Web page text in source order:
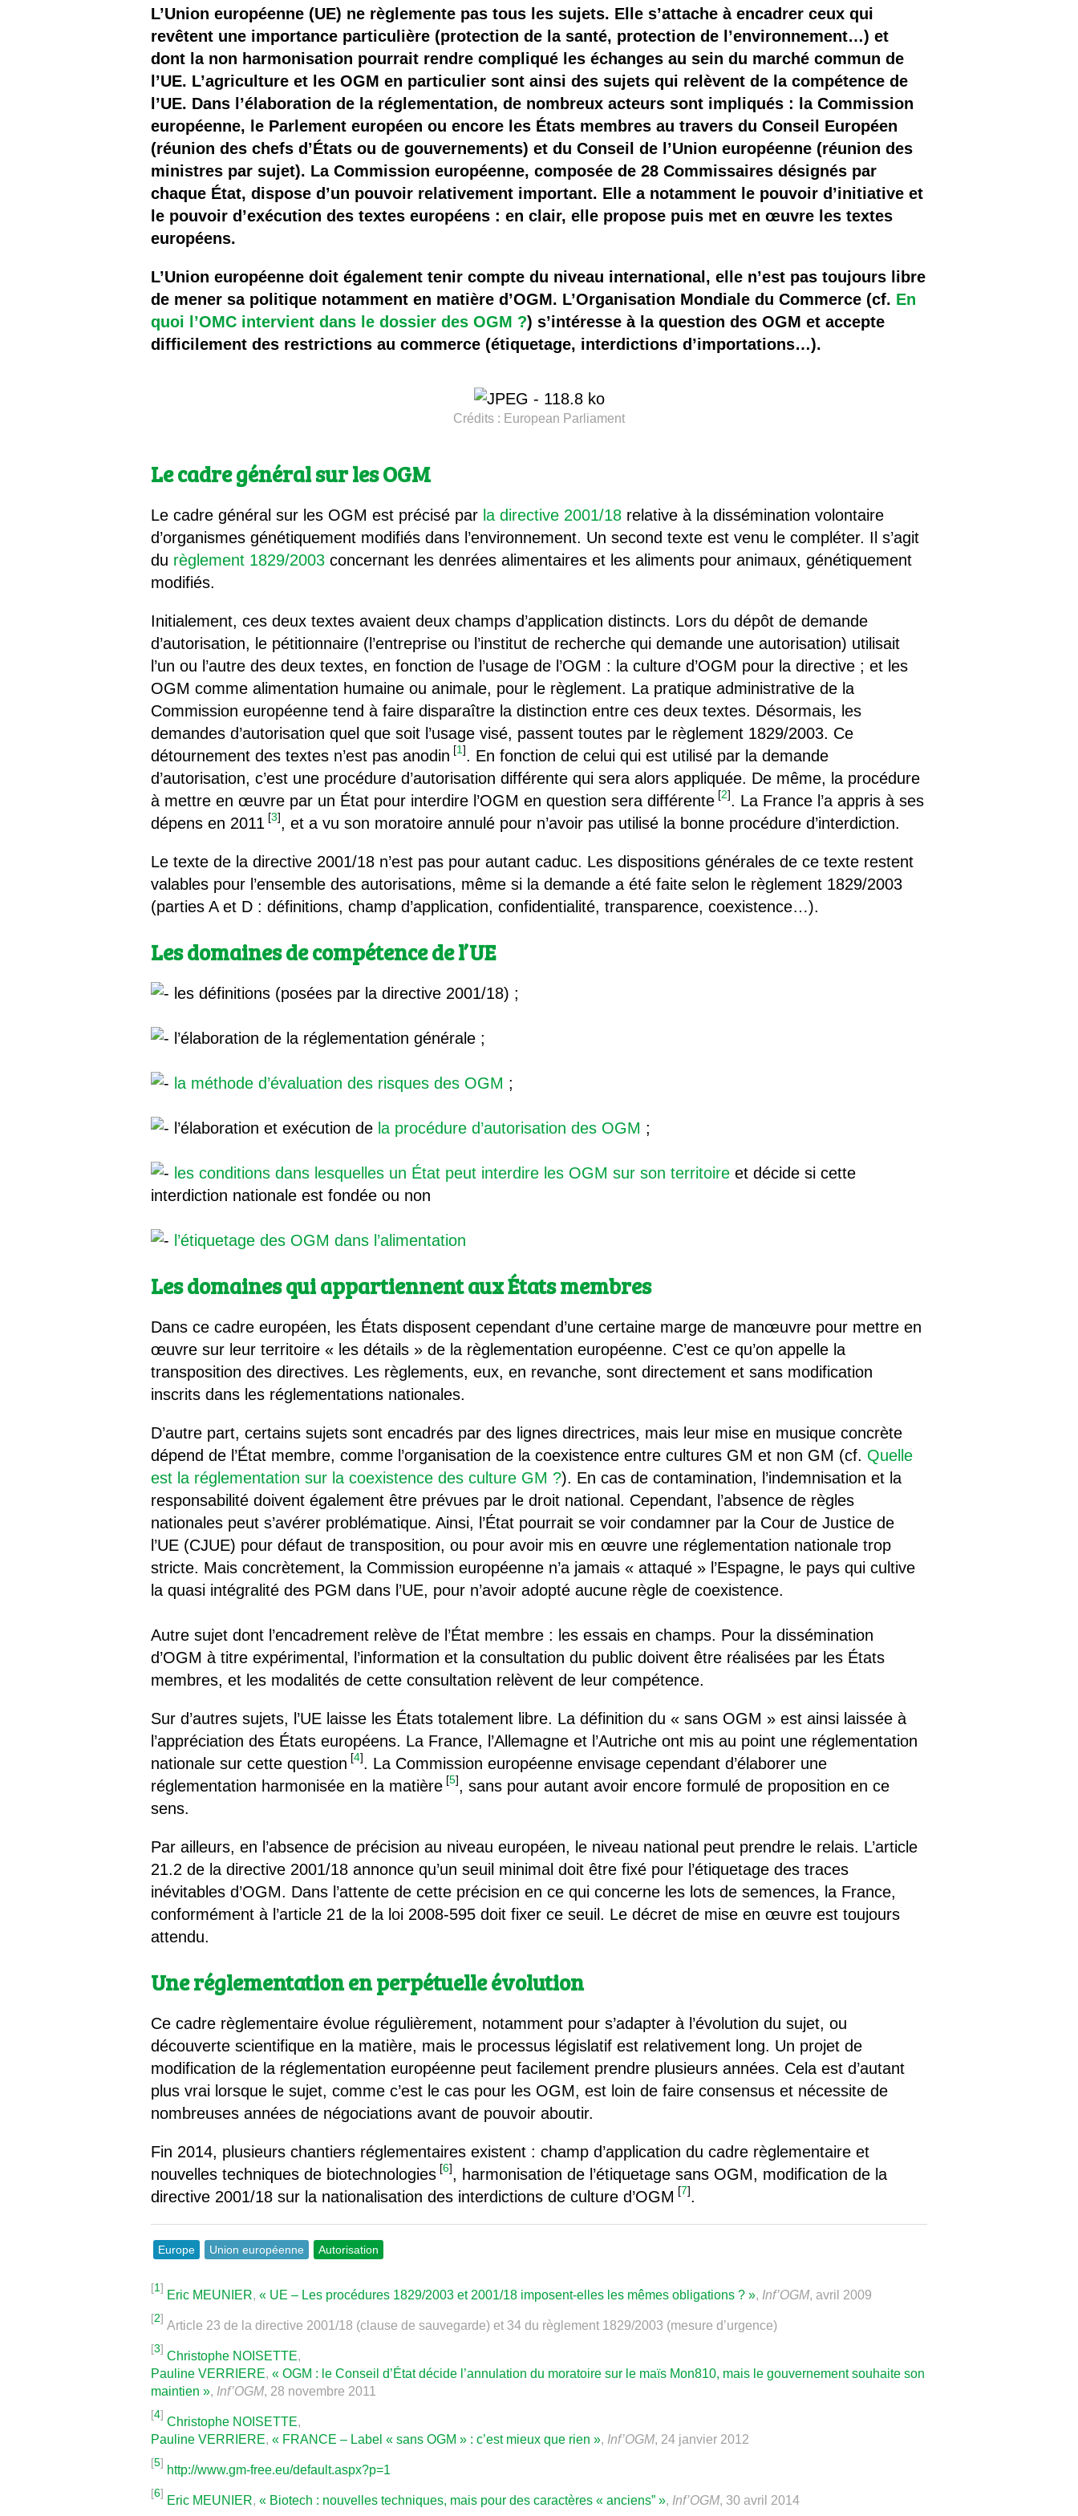
Il y a semence…. et semence
Quels sont les avantages et les inconvénients des OGM ?
L’Union européenne (UE) ne règlemente pas tous les sujets. Elle s’attache à encadrer ceux qui
revêtent une importance particulière (protection de la santé, protection de l’environnement…) et
dont la non harmonisation pourrait rendre compliqué les échanges au sein du marché commun de
l’UE. L’agriculture et les OGM en particulier sont ainsi des sujets qui relèvent de la compétence de
l’UE. Dans l’élaboration de la réglementation, de nombreux acteurs sont impliqués : la Commission
européenne, le Parlement européen ou encore les États membres au travers du Conseil Européen
(réunion des chefs d’États ou de gouvernements) et du Conseil de l’Union européenne (réunion des
ministres par sujet). La Commission européenne, composée de 28 Commissaires désignés par
chaque État, dispose d’un pouvoir relativement important. Elle a notamment le pouvoir d’initiative et
le pouvoir d’exécution des textes européens : en clair, elle propose puis met en œuvre les textes
européens.
L’Union européenne doit également tenir compte du niveau international, elle n’est pas toujours libre
de mener sa politique notamment en matière d’OGM. L’Organisation Mondiale du Commerce (cf. En
quoi l’OMC intervient dans le dossier des OGM ?) s’intéresse à la question des OGM et accepte
difficilement des restrictions au commerce (étiquetage, interdictions d’importations…).
Crédits : European Parliament
Le cadre général sur les OGM
Le cadre général sur les OGM est précisé par la directive 2001/18 relative à la dissémination volontaire
d’organismes génétiquement modifiés dans l’environnement. Un second texte est venu le compléter. Il s’agit
du règlement 1829/2003 concernant les denrées alimentaires et les aliments pour animaux, génétiquement
modifiés.
Initialement, ces deux textes avaient deux champs d’application distincts. Lors du dépôt de demande
d’autorisation, le pétitionnaire (l’entreprise ou l’institut de recherche qui demande une autorisation) utilisait
l’un ou l’autre des deux textes, en fonction de l’usage de l’OGM : la culture d’OGM pour la directive ; et les
OGM comme alimentation humaine ou animale, pour le règlement. La pratique administrative de la
Commission européenne tend à faire disparaître la distinction entre ces deux textes. Désormais, les
demandes d’autorisation quel que soit l’usage visé, passent toutes par le règlement 1829/2003. Ce
détournement des textes n’est pas anodin [1]. En fonction de celui qui est utilisé par la demande
d’autorisation, c’est une procédure d’autorisation différente qui sera alors appliquée. De même, la procédure
à mettre en œuvre par un État pour interdire l’OGM en question sera différente [2]. La France l’a appris à ses
dépens en 2011 [3], et a vu son moratoire annulé pour n’avoir pas utilisé la bonne procédure d’interdiction.
Le texte de la directive 2001/18 n’est pas pour autant caduc. Les dispositions générales de ce texte restent
valables pour l’ensemble des autorisations, même si la demande a été faite selon le règlement 1829/2003
(parties A et D : définitions, champ d’application, confidentialité, transparence, coexistence…).
Les domaines de compétence de l’UE
les définitions (posées par la directive 2001/18) ;
l’élaboration de la réglementation générale ;
la méthode d’évaluation des risques des OGM ;
l’élaboration et exécution de la procédure d’autorisation des OGM ;
les conditions dans lesquelles un État peut interdire les OGM sur son territoire et décide si cette
interdiction nationale est fondée ou non
l’étiquetage des OGM dans l’alimentation
Les domaines qui appartiennent aux États membres
Dans ce cadre européen, les États disposent cependant d’une certaine marge de manœuvre pour mettre en
œuvre sur leur territoire « les détails » de la règlementation européenne. C’est ce qu’on appelle la
transposition des directives. Les règlements, eux, en revanche, sont directement et sans modification
inscrits dans les réglementations nationales.
D’autre part, certains sujets sont encadrés par des lignes directrices, mais leur mise en musique concrète
dépend de l’État membre, comme l’organisation de la coexistence entre cultures GM et non GM (cf. Quelle
est la réglementation sur la coexistence des culture GM ?). En cas de contamination, l’indemnisation et la
responsabilité doivent également être prévues par le droit national. Cependant, l’absence de règles
nationales peut s’avérer problématique. Ainsi, l’État pourrait se voir condamner par la Cour de Justice de
l’UE (CJUE) pour défaut de transposition, ou pour avoir mis en œuvre une réglementation nationale trop
stricte. Mais concrètement, la Commission européenne n’a jamais « attaqué » l’Espagne, le pays qui cultive
la quasi intégralité des PGM dans l’UE, pour n’avoir adopté aucune règle de coexistence.
Autre sujet dont l’encadrement relève de l’État membre : les essais en champs. Pour la dissémination
d’OGM à titre expérimental, l’information et la consultation du public doivent être réalisées par les États
membres, et les modalités de cette consultation relèvent de leur compétence.
Sur d’autres sujets, l’UE laisse les États totalement libre. La définition du « sans OGM » est ainsi laissée à
l’appréciation des États européens. La France, l’Allemagne et l’Autriche ont mis au point une réglementation
nationale sur cette question [4]. La Commission européenne envisage cependant d’élaborer une
réglementation harmonisée en la matière [5], sans pour autant avoir encore formulé de proposition en ce
sens.
Par ailleurs, en l’absence de précision au niveau européen, le niveau national peut prendre le relais. L’article
21.2 de la directive 2001/18 annonce qu’un seuil minimal doit être fixé pour l’étiquetage des traces
inévitables d’OGM. Dans l’attente de cette précision en ce qui concerne les lots de semences, la France,
conformément à l’article 21 de la loi 2008-595 doit fixer ce seuil. Le décret de mise en œuvre est toujours
attendu.
Une réglementation en perpétuelle évolution
Ce cadre règlementaire évolue régulièrement, notamment pour s’adapter à l’évolution du sujet, ou
découverte scientifique en la matière, mais le processus législatif est relativement long. Un projet de
modification de la réglementation européenne peut facilement prendre plusieurs années. Cela est d’autant
plus vrai lorsque le sujet, comme c’est le cas pour les OGM, est loin de faire consensus et nécessite de
nombreuses années de négociations avant de pouvoir aboutir.
Fin 2014, plusieurs chantiers réglementaires existent : champ d’application du cadre règlementaire et
nouvelles techniques de biotechnologies [6], harmonisation de l’étiquetage sans OGM, modification de la
directive 2001/18 sur la nationalisation des interdictions de culture d’OGM [7].
Europe Union européenne Autorisation
[1]
Eric MEUNIER,« UE – Les procédures 1829/2003 et 2001/18 imposent-elles les mêmes obligations ? », Inf’OGM, avril 2009
[2]
Article 23 de la directive 2001/18 (clause de sauvegarde) et 34 du règlement 1829/2003 (mesure d’urgence)
[3]
Christophe NOISETTE,
Pauline VERRIERE,« OGM : le Conseil d’État décide l’annulation du moratoire sur le maïs Mon810, mais le gouvernement souhaite son
maintien », Inf’OGM, 28 novembre 2011
[4]
Christophe NOISETTE,
Pauline VERRIERE,« FRANCE – Label « sans OGM » : c’est mieux que rien », Inf’OGM, 24 janvier 2012
[5]
http://www.gm-free.eu/default.aspx?p=1
[6]
Eric MEUNIER,« Biotech : nouvelles techniques, mais pour des caractères « anciens” », Inf’OGM, 30 avril 2014